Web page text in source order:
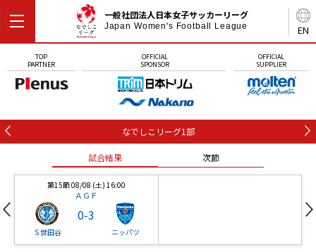
EN
一般社団法人日本女子サッカーリーグ
Japan Women's Football League
TOP
PARTNER
OFFICIAL
SPONSOR
OFFICIAL
SUPPLIER
なでしこリーグ1部
試合結果 次節
第15節 08/08 (土) 16:00
ＡＧＦ
Ｓ世田谷
0-3
ニッパツ